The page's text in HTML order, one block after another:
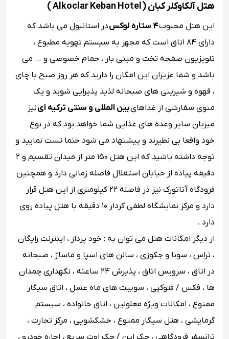
هتل آلکاوکلر کبان ( Alkoclar Keban Hotel )
این هتل محبوب۴ ستاره لوکس
در استانبول می باشد که
دارای ۸۴ اتاق است که مجهز به سیستم تهویه مطبوع ،
تلویزیون صفحه تخت و مینی ‌بار ، حمام خصوصی و … می
باشد و شما عزیزان این امکان را دارید که هر روز صبح با چای
، قهوه و شیرینی ‌های صبحانه‌ لذیذ پذیرایی شوید و یک
منوی سفارشی از غذاهایبین‌ المللی و سنتی ترکیه اینیز
میزبان سایر وعده‌ های غذایی شما خواهد بود که در نوع
خود واقعا بی نظیرند و پیشنهاد می شود حتما تست نمایید و
توجه داشته باشید که این هتل ۱۵۰ متر از میدان تقسیم و ۲
دقیقه پیاده از خیابان استقلال فاصله زمانی دارد و همچنین
فرودگاه آتاتورک نیز در فاصله ۲۲ کیلومتری از این هتل قرار
دارد و مرکز نمایشگاه لطفی کردار ۱۰ دقیقه با هتل پیاده روی
دارد .
از دیگر امکانات هتل می توان به : خود پرداز ، اینترنت رایگان
، تراس ، سونا و جکوزی ، سالن های اسپا و ماساژ ، صبحانه
در اتاق ، سرویس اتاق ، پذیرش ۲۴ ساعته ، نگهداری چمدان
‌ها ، فکس / فتوکپی ، سوییت های ماه عسل ، اتاق سیگار
ممنوع ، امکانات ویژه معلولین ، اتاق خانواده ، سیستم
گرمایشی ، هتل سیگار ممنوع ، خشکشویی ، مرکز تجارت ،
ترانسفر فرودگاهی ، چک این / چک اوت سریع ، اجاره خودرو ،